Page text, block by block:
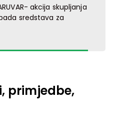
akcija skupljanja
sredstava za
primjedbe,